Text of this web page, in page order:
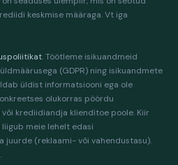
keskmise määraga. Vt iga
. Töötleme isikuandmeid
(GDPR) ning isikuandmete
üldist informatsiooni ega ole
olukorras pöördu
krediidiandja klienditoe poole. Kiir
meie lehelt edasi
(reklaami- või vahendustasu).